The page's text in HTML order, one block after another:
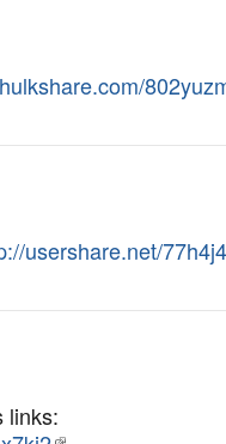
usershare.net/
links: